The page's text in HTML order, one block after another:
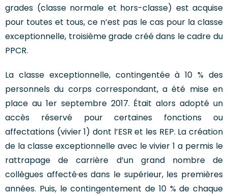
grades (classe normale et hors-classe) est acquise
pour toutes et tous, ce n’est pas le cas pour la classe
exceptionnelle, troisième grade créé dans le cadre du
PPCR.
La classe exceptionnelle, contingentée à 10 % des
personnels du corps correspondant, a été mise en
place au 1er septembre 2017. Était alors adopté un
accès réservé pour certaines fonctions ou
affectations (vivier 1) dont l’ESR et les REP. La création
de la classe exceptionnelle avec le vivier 1 a permis le
rattrapage de carrière d’un grand nombre de
collègues affecté·es dans le supérieur, les premières
années. Puis, le contingentement de 10 % de chaque